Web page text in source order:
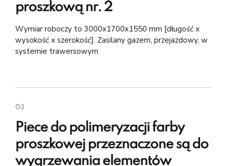
proszkową nr. 2
Wymiar roboczy to 3000x1700x1550 mm [długość x
wysokość x szerokość]. Zasilany gazem, przejazdowy, w
systemie trawersowym
03
Piece do polimeryzacji farby
proszkowej przeznaczone są do
wygrzewania elementów